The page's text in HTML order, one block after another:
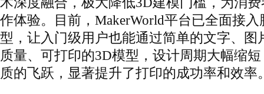
作体验。目前，MakerWorld平台已全面接
型，让入门级用户也能通过简单的文字、图
质量、可打印的3D模型，设计周期大幅缩
质的飞跃，显著提升了打印的成功率和效率